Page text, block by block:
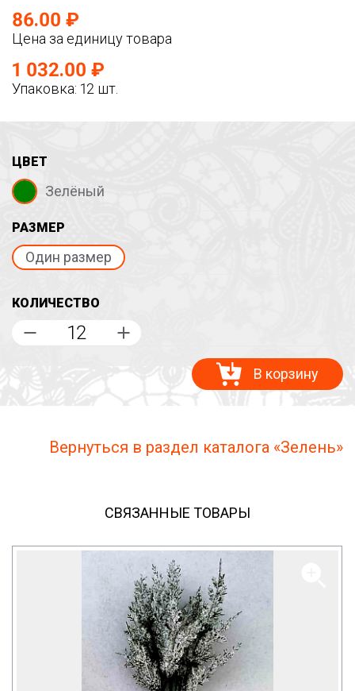
86.00 ₽
Цена за единицу товара
1 032.00 ₽
Упаковка: 12 шт.
ЦВЕТ
Зелёный
РАЗМЕР
Один размер
КОЛИЧЕСТВО
В корзину
Вернуться в раздел каталога «Зелень»
СВЯЗАННЫЕ ТОВАРЫ